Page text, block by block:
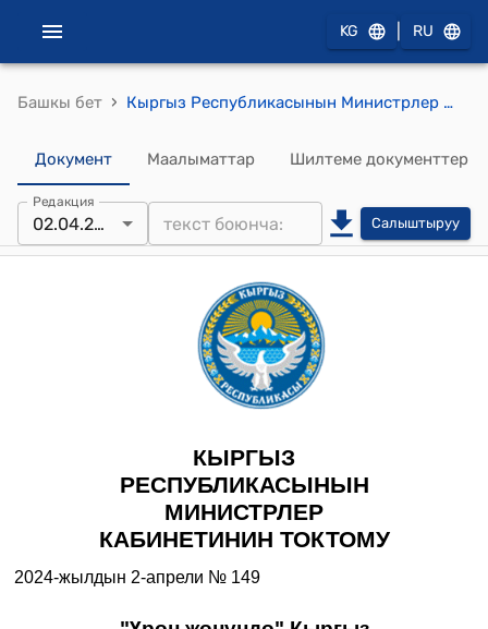
KG RU
Башкы бет › Кыргыз Республикасынын Министрлер Кабинетинин 2024-жылдын 2-апрели № 149 "Үрөн жөнүндө" Кыргыз Республикасынын Мыйзамына ылайык келтирүү максатында Кыргыз Республикасынын Өкмөтүнүн айрым чечимдерине өзгөртүүлөрдү киргизүү тууралуу" токтому
Документ Маалыматтар Шилтеме документтер
Редакция
02.04.2024 Салыштыруу